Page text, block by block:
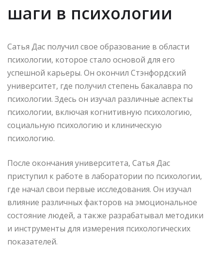
шаги в психологии
Сатья Дас получил свое образование в области
психологии, которое стало основой для его
успешной карьеры. Он окончил Стэнфордский
университет, где получил степень бакалавра по
психологии. Здесь он изучал различные аспекты
психологии, включая когнитивную психологию,
социальную психологию и клиническую
психологию.
После окончания университета, Сатья Дас
приступил к работе в лаборатории по психологии,
где начал свои первые исследования. Он изучал
влияние различных факторов на эмоциональное
состояние людей, а также разрабатывал методики
и инструменты для измерения психологических
показателей.